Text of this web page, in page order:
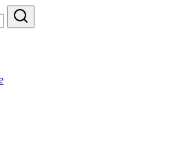
Search